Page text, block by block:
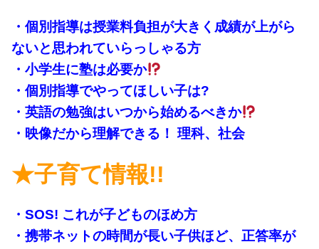
・個別指導は授業料負担が大きく成績が上がら
ないと思われていらっしゃる方
・小学生に塾は必要か
・個別指導でやってほしい子は?
・英語の勉強はいつから始めるべきか
・映像だから理解できる！ 理科、社会
★子育て情報!!
・SOS! これが子どものほめ方
・携帯ネットの時間が長い子供ほど、正答率が